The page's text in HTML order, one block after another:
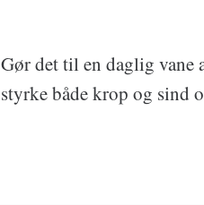
Gør det til en daglig vane
styrke både krop og sind